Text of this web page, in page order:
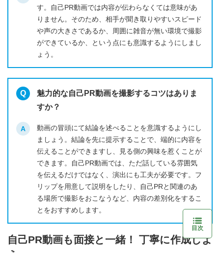
す。自己PR動画では内容が伝わらなくては意味があ
りません。そのため、相手が聞き取りやすいスピード
や声の大きさであるか、周囲に雑音が無い環境で撮影
ができているか、という点にも意識するようにしまし
ょう。
魅力的な自己PR動画を撮影するコツはありま
すか？
動画の冒頭にて結論を述べることを意識するようにし
ましょう。結論を先に提示することで、端的に内容を
伝えることができますし、見る側の興味を惹くことが
できます。自己PR動画では、ただ話している雰囲気
を伝えるだけではなく、演出にも工夫が必要です。フ
リップを用意して説明をしたり、自己PRと関連のあ
る場所で撮影をおこなうなど、内容の差別化をするこ
とをおすすめします。
自己PR動画も面接と一緒！ 丁寧に作成しよ
目次